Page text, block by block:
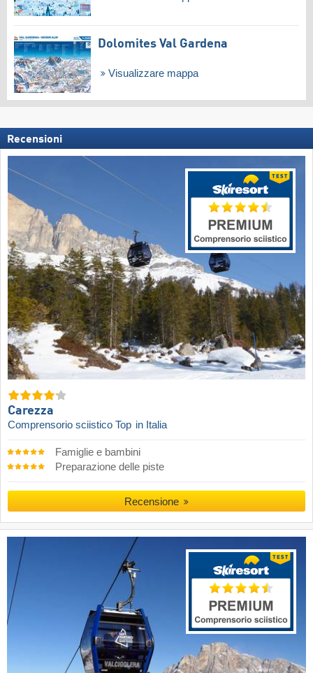
Dolomites Val Gardena
Visualizzare mappa
Recensioni
Carezza
Comprensorio sciistico Top in Italia
Famiglie e bambini
Preparazione delle piste
Recensione